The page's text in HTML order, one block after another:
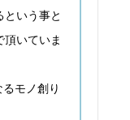
という事と
頂いていま
モノ創り